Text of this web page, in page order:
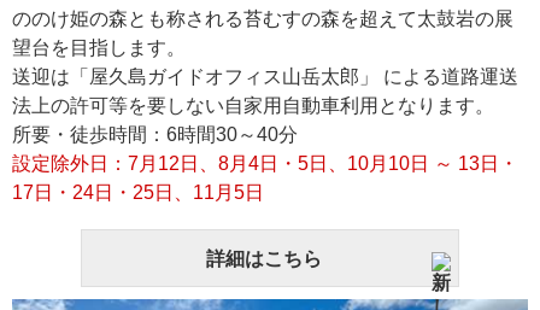
ののけ姫の森とも称される苔むすの森を超えて太鼓岩の展
望台を目指します。
送迎は「屋久島ガイドオフィス山岳太郎」 による道路運送
法上の許可等を要しない自家用自動車利用となります。
所要・徒歩時間：6時間30～40分
設定除外日：7月12日、8月4日・5日、10月10日 ～ 13日・
17日・24日・25日、11月5日
詳細はこちら